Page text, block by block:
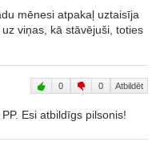
mēnesi atpakaļ uztaisīja
viņas, kā stāvējuši, toties
0 0 Atbildēt
Esi atbildīgs pilsonis!